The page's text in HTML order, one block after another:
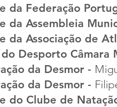
da Federação
da Assembleia
da Associação de
Desporto Câmara
da Desmor -
da Desmor -
do Clube de